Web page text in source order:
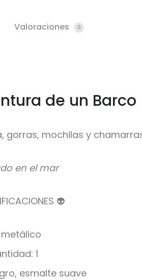
Valoraciones 0
de un Barco
gorras, mochilas y
en el mar
👽
metálico
1
esmalte suave